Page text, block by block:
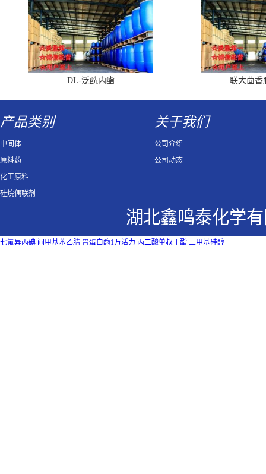
DL-泛酰内酯 联大茴香
产品类别
中间体
原料药
化工原料
硅烷偶联剂
关于我们
公司介绍
公司动态
湖北鑫鸣泰化学
七氟异丙碘 间甲基苯乙腈 胃蛋白酶1万活力 丙二酸单叔丁酯 三甲基硅醇